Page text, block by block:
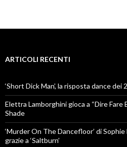
ARTICOLI RECENTI
‘Short Dick Man’, la risposta dance dei
Elettra Lamborghini gioca a “Dire Fare
Shade
‘Murder On The Dancefloor’ di
grazie a ‘Saltburn’